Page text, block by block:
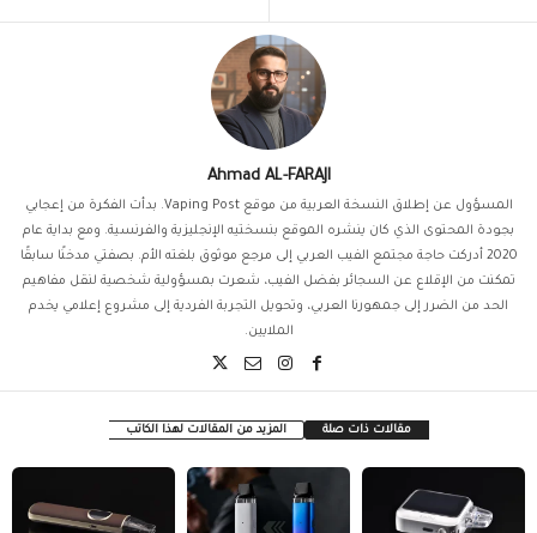
Ahmad AL-FARAJI
المسؤول عن إطلاق النسخة العربية من موقع Vaping Post. بدأت الفكرة من إعجابي
بجودة المحتوى الذي كان ينشره الموقع بنسختيه الإنجليزية والفرنسية. ومع بداية عام
2020 أدركت حاجة مجتمع الفيب العربي إلى مرجع موثوق بلغته الأم. بصفتي مدخنًا سابقًا
تمكنت من الإقلاع عن السجائر بفضل الفيب، شعرت بمسؤولية شخصية لنقل مفاهيم
الحد من الضرر إلى جمهورنا العربي، وتحويل التجربة الفردية إلى مشروع إعلامي يخدم
الملايين.
مقالات ذات صلة المزيد من المقالات لهذا الكاتب